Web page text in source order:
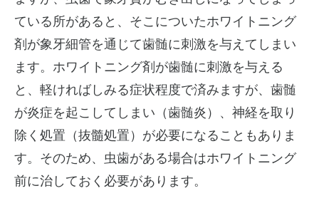
ている所があると、そこについたホワイトニング
剤が象牙細管を通じて歯髄に刺激を与えてしまい
ます。ホワイトニング剤が歯髄に刺激を与える
と、軽ければしみる症状程度で済みますが、歯髄
が炎症を起こしてしまい（歯髄炎）、神経を取り
除く処置（抜髓処置）が必要になることもありま
す。そのため、虫歯がある場合はホワイトニング
前に治しておく必要があります。